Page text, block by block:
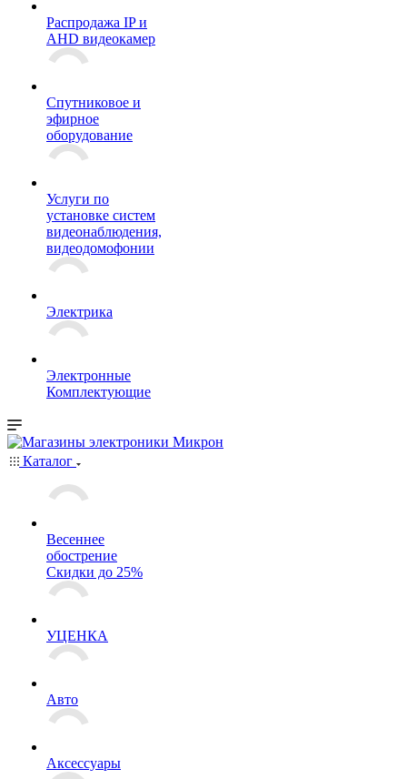
Распродажа IP и
AHD видеокамер
Спутниковое и
эфирное
оборудование
Услуги по
установке систем
видеонаблюдения,
видеодомофонии
Электрика
Электронные
Комплектующие
Каталог
Весеннее
обострение
Скидки до 25%
УЦЕНКА
Авто
Аксессуары